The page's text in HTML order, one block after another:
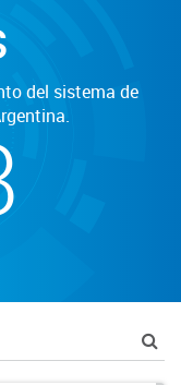
del sistema de